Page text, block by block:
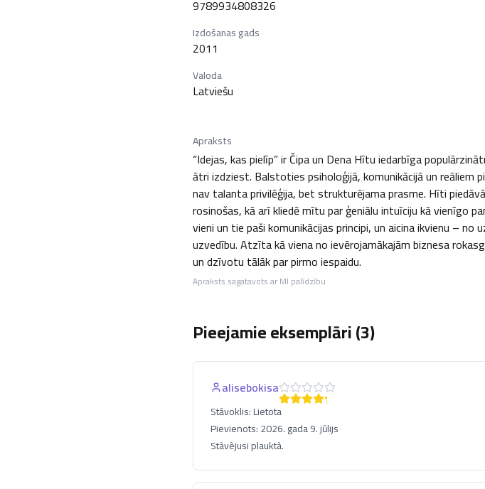
9789934808326
Izdošanas gads
2011
Valoda
Latviešu
Apraksts
“Idejas, kas pielīp” ir Čipa un Dena Hītu iedarbīga
ātri izdziest. Balstoties psiholoģijā, komunikācijā un reāliem
nav talanta privilēģija, bet strukturējama prasme. Hīti
rosinošas, kā arī kliedē mītu par ģeniālu intuīciju kā vienīgo
vieni un tie paši komunikācijas principi, un aicina ikvienu –
uzvedību. Atzīta kā viena no ievērojamākajām biznesa
un dzīvotu tālāk par pirmo iespaidu.
Apraksts sagatavots ar MI palīdzību
Pieejamie eksemplāri (3)
alisebokisa
Stāvoklis:Lietota
Pievienots:2026. gada 9. jūlijs
Stàvèjusi plauktà.